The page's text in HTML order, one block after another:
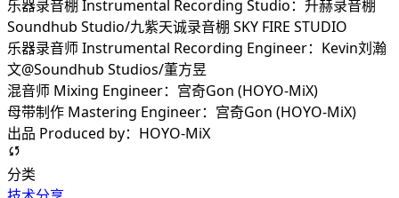
乐器录音棚 Instrumental Recording Studio：升赫录音棚
Soundhub Studio/九紫天诚录音棚 SKY FIRE STUDIO
乐器录音师 Instrumental Recording Engineer：Kevin刘瀚
文@Soundhub Studios/董方昱
混音师 Mixing Engineer：宫奇Gon (HOYO-MiX)
母带制作 Mastering Engineer：宫奇Gon (HOYO-MiX)
出品 Produced by：HOYO-MiX
分类